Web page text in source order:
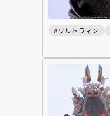
#ウルトラマン